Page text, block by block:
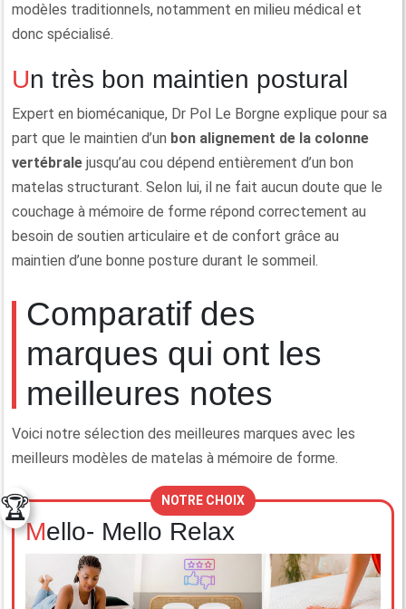
modèles traditionnels, notamment en milieu médical et
donc spécialisé.
Un très bon maintien postural
Expert en biomécanique, Dr Pol Le Borgne explique pour sa
part que le maintien d’un bon alignement de la colonne
vertébrale jusqu’au cou dépend entièrement d’un bon
matelas structurant. Selon lui, il ne fait aucun doute que le
couchage à mémoire de forme répond correctement au
besoin de soutien articulaire et de confort grâce au
maintien d’une bonne posture durant le sommeil.
Comparatif des
marques qui ont les
meilleures notes
Voici notre sélection des meilleures marques avec les
meilleurs modèles de matelas à mémoire de forme.
NOTRE CHOIX
🏆
Mello- Mello Relax